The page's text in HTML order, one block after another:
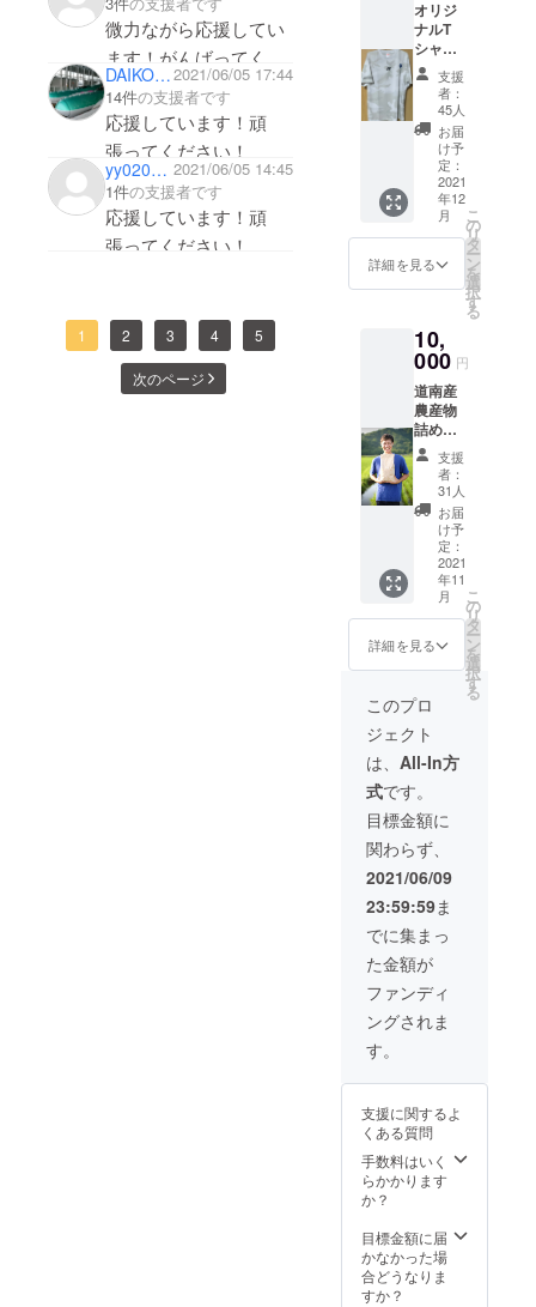
微力ながら応援してい
ます！がんばってくだ
さい！DAIKOO_Hokkaido2021/06/05 17:44
14件の支援者です
応援しています！頑
張ってください！
yy02080112 2021/06/05 14:45
1件の支援者です
応援しています！頑
張ってください！
1 2 3 4 5
次のページ
オリジ
ナルT
シャ
ツ・手
紙によ
るお礼
状 ご希
望の品
の色・
サイ
ズ・番
号を備
考欄に
ご記載
下さ
又は
白 サ
イズは
M.L.XL
になり
ます。
支援
者：
45人
お届
け予
定：
2021
年12
月
詳細を見る
こ
の
リ
タ
ー
ン
を
選
択
す
る
10,
000 円
道南産
農産物
詰め合
わせ
（米:ゆ
めぴり
か2キ
ロ・ト
マト:桃
太郎
NEXT2
ロ）・
お礼の
手紙 ※
わせに
関しま
しては
天候、
収穫量
によ
り、変
更する
場合が
ござい
ます。
北海道
森町
山本
ファー
ム様提
供
https://i
the_ya
o_farm
?
igshid=
12p9aj0
www.fa
rm-
yamam
支援
者：
31人
お届
け予
定：
2021
年11
月
詳細を見る
こ
の
リ
タ
ー
ン
を
選
択
す
る
このプロ
ジェクト
は、 All-In方
式です。
目標金額に
関わらず、
2021/06/09
23:59:59ま
でに集まっ
た金額が
ファンディ
ングされま
す。
支援に関するよ
くある質問
手数料はいく
らかかります
か？
目標金額に届
かなかった場
合どうなりま
すか？